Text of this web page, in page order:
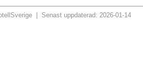
| Senast uppdaterad: 2026-01-14